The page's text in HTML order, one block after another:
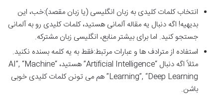
انتخاب کلمات کلیدی به زبان انگلیسی (یا زبان مقصد):خب، این
بدیهیه! اگه دنبال یه مقاله آلمانی هستید، کلمات کلیدی رو به آلمانی
جستجو کنید. اما برای بیشتر منابع، انگلیسی زبان مشترکه.
استفاده از مترادف ها و عبارات مرتبط:فقط به یه کلمه بسنده نکنید.
مثلاً اگه دنبال “Artificial Intelligence” هستید، “AI”, “Machine
Learning”, “Deep Learning” هم می تونن کلمات کلیدی خوبی
باشن.